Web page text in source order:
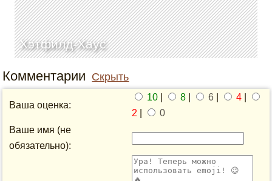
Хэтфилд-Хаус
Комментарии Скрыть
Ваша оценка:
10 8 6 4
2
0
Ваше имя (не
обязательно):